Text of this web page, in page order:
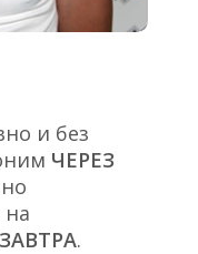
и без
ЧЕРЕЗ
ЗАВТРА.